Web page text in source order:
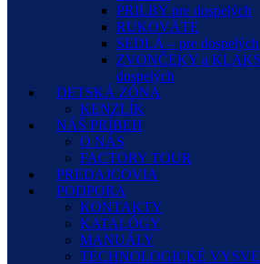
PRILBY pre dospelých
RUKOVÄTE
SEDLÁ – pre dospelých
ZVONČEKY a
dospelých
DETSKÁ ZÓNA
KENZLÍK
NÁŠ PRÍBEH
O NÁS
FACTORY TOUR
PREDAJCOVIA
PODPORA
KONTAKTY
KATALÓGY
MANUÁLY
TECHNOLOGICKÉ